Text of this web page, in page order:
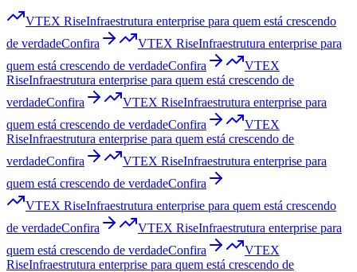
VTEX RiseInfraestrutura enterprise para quem está crescendo
de verdadeConfira VTEX RiseInfraestrutura enterprise para
quem está crescendo de verdadeConfira
VTEX
RiseInfraestrutura enterprise para quem está crescendo de
verdadeConfira VTEX RiseInfraestrutura enterprise para
quem está crescendo de verdadeConfira
VTEX
RiseInfraestrutura enterprise para quem está crescendo de
verdadeConfira VTEX RiseInfraestrutura enterprise para
quem está crescendo de verdadeConfira
VTEX RiseInfraestrutura enterprise para quem está crescendo
de verdadeConfira VTEX RiseInfraestrutura enterprise para
quem está crescendo de verdadeConfira
VTEX
RiseInfraestrutura enterprise para quem está crescendo de